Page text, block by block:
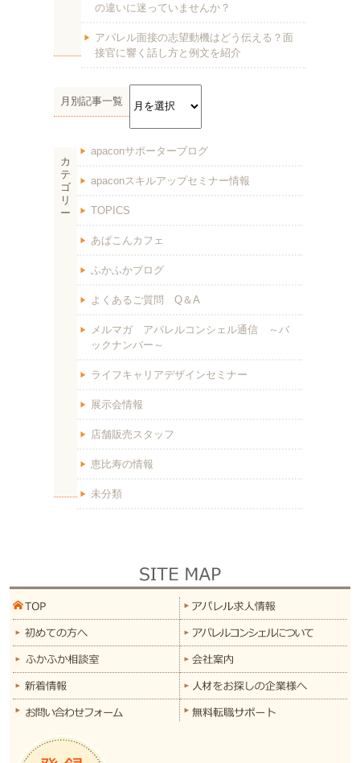
の違いに迷っていませんか？
アパレル面接の志望動機はどう伝える？面
接官に響く話し方と例文を紹介
月別記事一覧
カ
テ
ゴ
リ
ー
apaconサポーターブログ
apaconスキルアップセミナー情報
TOPICS
あぱこんカフェ
ふかふかブログ
よくあるご質問 Q＆A
メルマガ アパレルコンシェル通信 ～バ
ックナンバー～
ライフキャリアデザインセミナー
展示会情報
店舗販売スタッフ
恵比寿の情報
未分類